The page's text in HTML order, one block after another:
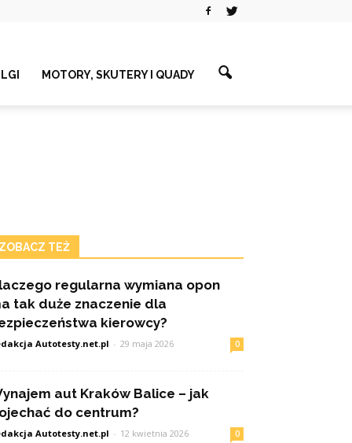
MOTORY, SKUTERY I QUADY
ZOBACZ TEŻ
regularna wymiana opon
tak duże znaczenie dla
kierowcy?
Autotesty.net.pl - 29 maja 2026 0
aut Kraków Balice – jak
do centrum?
Autotesty.net.pl - 12 kwietnia 2026 0